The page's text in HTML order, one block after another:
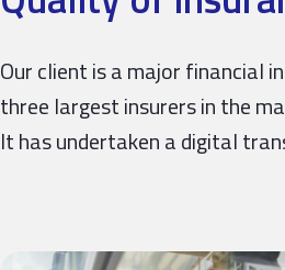
Our client is a major financial
three largest insurers in the
It has undertaken a digital